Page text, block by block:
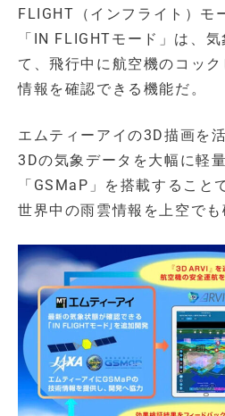
FLIGHT（インフライト）モ
「IN FLIGHTモード」は、
て、飛行中に航空機のコッ
情報を確認できる機能だ。
エムティーアイの3D描画を
3Dの気象データを大幅に軽
「GSMaP」を搭載すること
世界中の雨雲情報を上空でも